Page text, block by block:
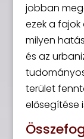
jobban
ezek a fajok
milyen
és az
terület
elősegítése